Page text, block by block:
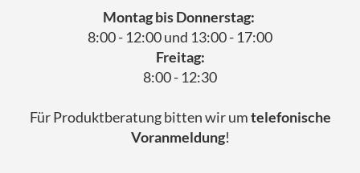
Montag bis Donnerstag:
8:00 - 12:00 und 13:00 - 17:00
Freitag:
8:00 - 12:30
Für Produktberatung bitten wir umtelefonische
Voranmeldung!